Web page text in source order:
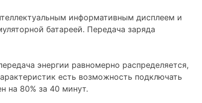
информативным дисплеем и
батареей. Передача заряда
энергии равномерно распределяется,
есть возможность подключать
на 80% за 40 минут.